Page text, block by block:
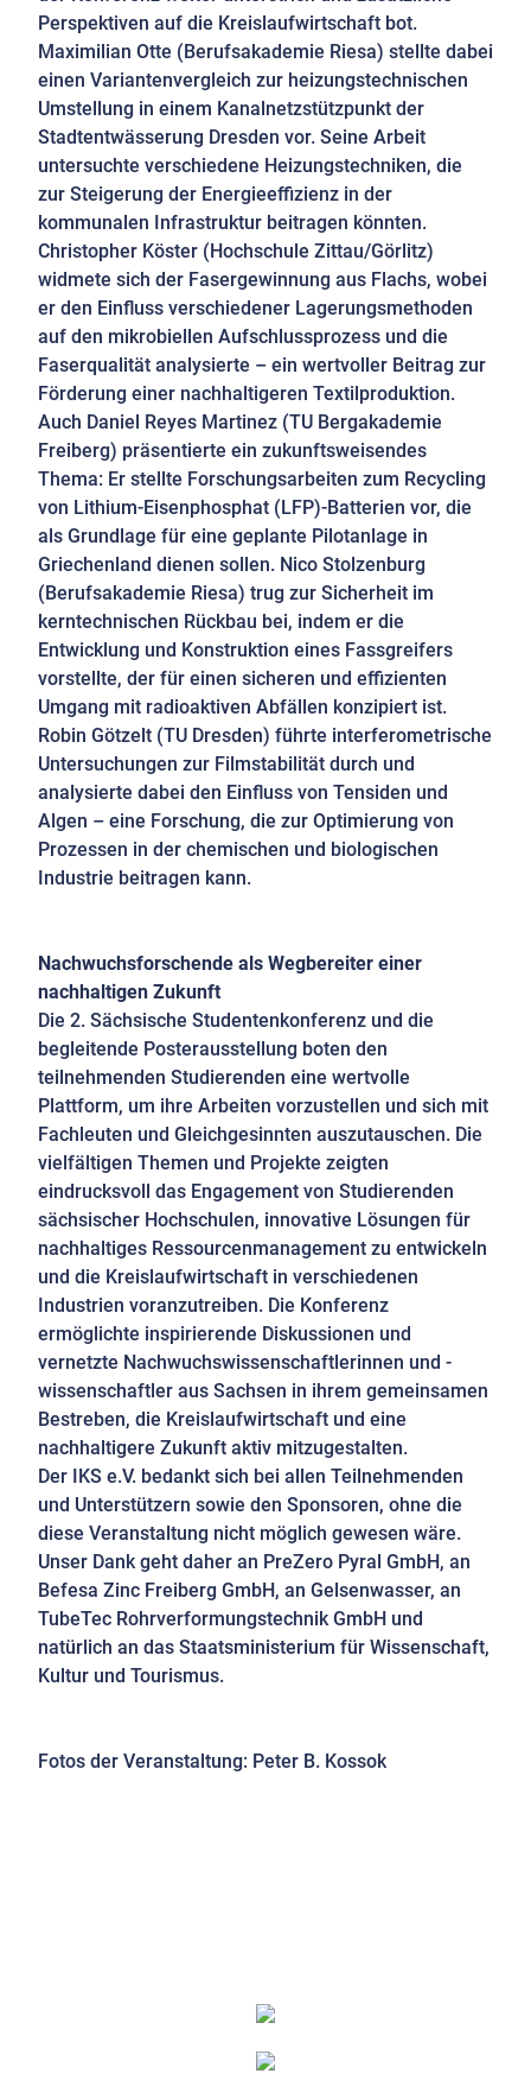
Perspektiven auf die Kreislaufwirtschaft bot.
Maximilian Otte (Berufsakademie Riesa) stellte dabei
einen Variantenvergleich zur heizungstechnischen
Umstellung in einem Kanalnetzstützpunkt der
Stadtentwässerung Dresden vor. Seine Arbeit
untersuchte verschiedene Heizungstechniken, die
zur Steigerung der Energieeffizienz in der
kommunalen Infrastruktur beitragen könnten.
Christopher Köster (Hochschule Zittau/Görlitz)
widmete sich der Fasergewinnung aus Flachs, wobei
er den Einfluss verschiedener Lagerungsmethoden
auf den mikrobiellen Aufschlussprozess und die
Faserqualität analysierte – ein wertvoller Beitrag zur
Förderung einer nachhaltigeren Textilproduktion.
Auch Daniel Reyes Martinez (TU Bergakademie
Freiberg) präsentierte ein zukunftsweisendes
Thema: Er stellte Forschungsarbeiten zum Recycling
von Lithium-Eisenphosphat (LFP)-Batterien vor, die
als Grundlage für eine geplante Pilotanlage in
Griechenland dienen sollen. Nico Stolzenburg
(Berufsakademie Riesa) trug zur Sicherheit im
kerntechnischen Rückbau bei, indem er die
Entwicklung und Konstruktion eines Fassgreifers
vorstellte, der für einen sicheren und effizienten
Umgang mit radioaktiven Abfällen konzipiert ist.
Robin Götzelt (TU Dresden) führte interferometrische
Untersuchungen zur Filmstabilität durch und
analysierte dabei den Einfluss von Tensiden und
Algen – eine Forschung, die zur Optimierung von
Prozessen in der chemischen und biologischen
Industrie beitragen kann.
Nachwuchsforschende als Wegbereiter einer
nachhaltigen Zukunft
Die 2. Sächsische Studentenkonferenz und die
begleitende Posterausstellung boten den
teilnehmenden Studierenden eine wertvolle
Plattform, um ihre Arbeiten vorzustellen und sich mit
Fachleuten und Gleichgesinnten auszutauschen. Die
vielfältigen Themen und Projekte zeigten
eindrucksvoll das Engagement von Studierenden
sächsischer Hochschulen, innovative Lösungen für
nachhaltiges Ressourcenmanagement zu entwickeln
und die Kreislaufwirtschaft in verschiedenen
Industrien voranzutreiben. Die Konferenz
ermöglichte inspirierende Diskussionen und
vernetzte Nachwuchswissenschaftlerinnen und -
wissenschaftler aus Sachsen in ihrem gemeinsamen
Bestreben, die Kreislaufwirtschaft und eine
nachhaltigere Zukunft aktiv mitzugestalten.
Der IKS e.V. bedankt sich bei allen Teilnehmenden
und Unterstützern sowie den Sponsoren, ohne die
diese Veranstaltung nicht möglich gewesen wäre.
Unser Dank geht daher an PreZero Pyral GmbH, an
Befesa Zinc Freiberg GmbH, an Gelsenwasser, an
TubeTec Rohrverformungstechnik GmbH und
natürlich an das Staatsministerium für Wissenschaft,
Kultur und Tourismus.
Fotos der Veranstaltung: Peter B. Kossok